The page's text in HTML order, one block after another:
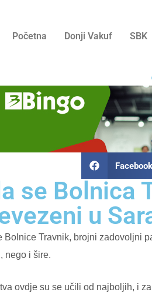
Početna Donji Vakuf SBK
Facebook
se Bolnica
u
Bolnice Travnik, brojni zadovoljni
nego i šire.
ovdje su se učili od najboljih, i